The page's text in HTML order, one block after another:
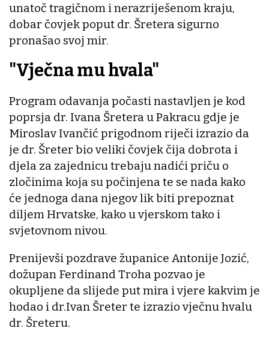
unatoč tragičnom i nerazriješenom kraju,
dobar čovjek poput dr. Šretera sigurno
pronašao svoj mir.
"Vječna mu hvala"
Program odavanja počasti nastavljen je kod
poprsja dr. Ivana Šretera u Pakracu gdje je
Miroslav Ivančić prigodnom riječi izrazio da
je dr. Šreter bio veliki čovjek čija dobrota i
djela za zajednicu trebaju nadići priču o
zločinima koja su počinjena te se nada kako
će jednoga dana njegov lik biti prepoznat
diljem Hrvatske, kako u vjerskom tako i
svjetovnom nivou.
Prenijevši pozdrave županice Antonije Jozić,
dožupan Ferdinand Troha pozvao je
okupljene da slijede put mira i vjere kakvim je
hodao i dr.Ivan Šreter te izrazio vječnu hvalu
dr. Šreteru.